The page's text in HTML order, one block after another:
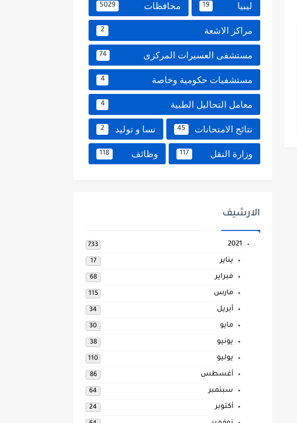
ليبيا 19 محافظات 5029
مراكز الاشعة 2
مستشفى العسيرات المركزى 74
مستشفيات حكومية وخاصة 4
معامل التحاليل الطبية 4
نتائج الامتحانات 45 نسا و توليد 2
وزارة النقل 117 وظائف 118
الارشيف
2021
733
يناير 17
فبراير 68
مارس 115
أبريل 34
مايو 30
يونيو 38
يوليو 110
أغسطس 86
سبتمبر 64
أكتوبر 24